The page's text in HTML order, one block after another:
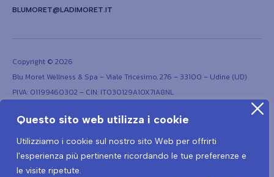
Questo sito web utilizza i cookie
Utilizziamo i cookie sul nostro sito Web per offrirti
l'esperienza più pertinente ricordando le tue preferenze e
le visite ripetute.
BLUMORET@LADIMORET.IT
Copyright © 2026
Blu Moret Wellness & Spa – Viale Tricesimo, 276 – 33100 – Udine (UD)
PIVA: 01199460302 – CIN: IT030129A1OX7IA8NL